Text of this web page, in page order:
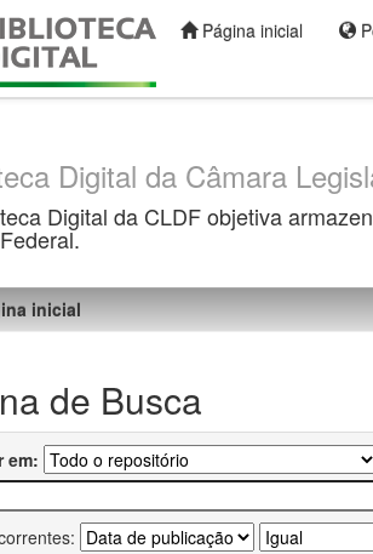
Página inicial
Digital da Câmara
Digital da CLDF objetiva
inicial
de Busca
em: